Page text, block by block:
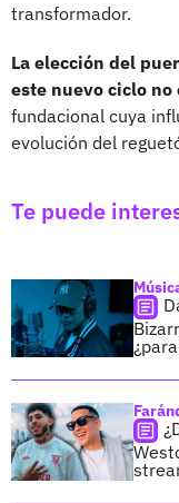
transformador.
La elección del
este nuevo ciclo
fundacional cuya
evolución del
Te puede